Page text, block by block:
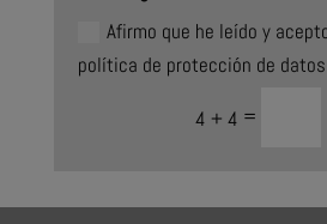
Afirmo que he leído y
política de protección de datos
4 + 4 =